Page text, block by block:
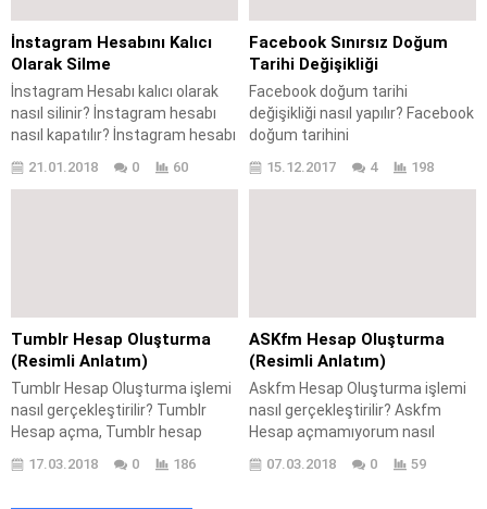
hesabınızın kalıcı olarak
silinebilmesi için öncelikle...
hesap nasıl açabilirim?
İnstagram Hesap Oluşturma
(Görsel Anlatım) işlemi
gerçekleştirebilmek için
makalemizin devamdaki adımları
uygulayıp konuyla alakalı...
İnstagram Hesabını Kalıcı
Olarak Silme
İnstagram Hesabı kalıcı olarak
nasıl silinir? İnstagram hesabı
nasıl kapatılır? İnstagram hesabı
silme işlemi nasıl
gerçekleştirilir? İnstagram
gerçekleştirilir? İnstagram’da
bilinen en çok yanlışlardan biri
hesap dondurma ve hesabı...
21.01.2018 0 60
Facebook Sınırsız Doğum
Tarihi Değişikliği
Facebook doğum tarihi
değişikliği nasıl yapılır? Facebook
doğum tarihini
değiştiremiyorum? Facebook
doğum tarihini belirlerken dikkat
Facebook doğum tarihi nasıl
değiştirilir? Facebook’da doğum
tarihi değişikliği sadece gerçek
doğum tarihine sahip olmayan
veya farklı olarak...
15.12.2017 4 198
Tumblr Hesap Oluşturma
(Resimli Anlatım)
Tumblr Hesap Oluşturma işlemi
nasıl gerçekleştirilir? Tumblr
Hesap açma, Tumblr hesap
Tumblr Hesap Oluşturma işlemi
17.03.2018 0 186
ASKfm Hesap Oluşturma
(Resimli Anlatım)
Askfm Hesap Oluşturma işlemi
nasıl gerçekleştirilir? Askfm
Hesap açmamıyorum nasıl
açabilirim? Askfm hesap
07.03.2018 0 59